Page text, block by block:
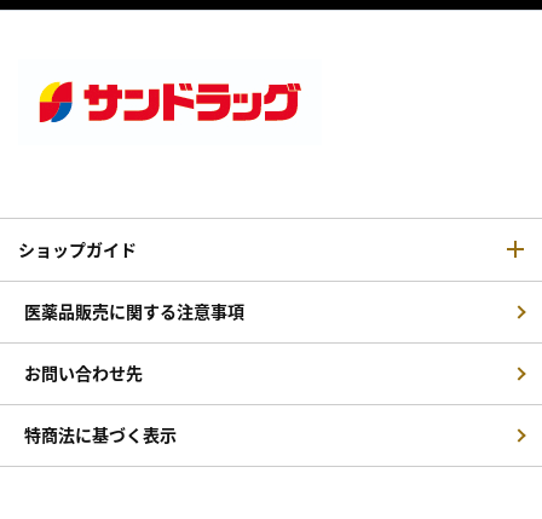
ショップガイド
医薬品販売に関する注意事項
お問い合わせ先
特商法に基づく表示